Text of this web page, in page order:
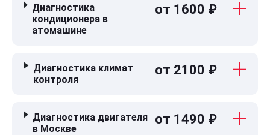
Диагностика
кондиционера в
атомашине
от 1600 ₽
Диагностика климат
контроля
от 2100 ₽
Диагностика двигателя
в Москве
от 1490 ₽